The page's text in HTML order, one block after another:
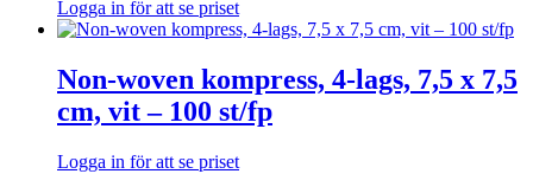
Logga in för att se priset
Non-woven kompress, 4-lags, 7,5 x 7,5
cm, vit – 100 st/fp
Logga in för att se priset